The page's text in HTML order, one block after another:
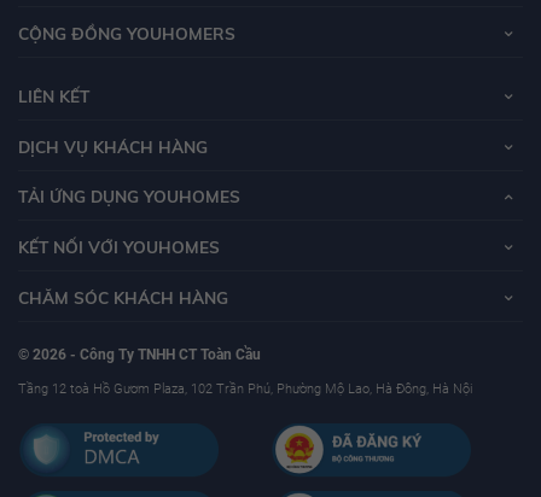
CỘNG ĐỒNG YOUHOMERS
LIÊN KẾT
DỊCH VỤ KHÁCH HÀNG
TẢI ỨNG DỤNG YOUHOMES
KẾT NỐI VỚI YOUHOMES
CHĂM SÓC KHÁCH HÀNG
© 2026 - Công Ty TNHH CT Toàn Cầu
Tầng 12 toà Hồ Gươm Plaza, 102 Trần Phú, Phường Mộ Lao, Hà Đông, Hà Nội